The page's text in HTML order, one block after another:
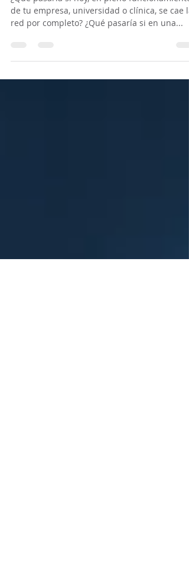
El desastre que nadie vio venir:
todo por un mal cable
red por completo? ¿Qué pasaría si en una...